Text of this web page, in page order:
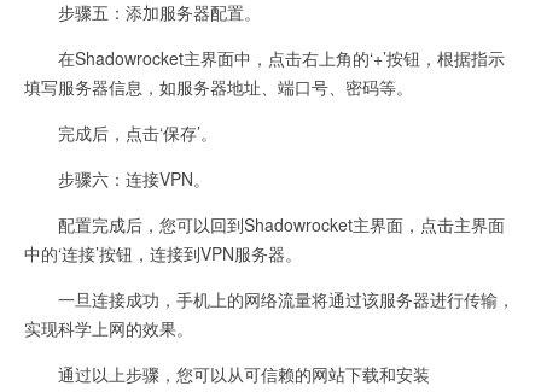
步骤五：添加服务器配置。
在Shadowrocket主界面中，点击右上角的‘+’按钮，根据指示
填写服务器信息，如服务器地址、端口号、密码等。
完成后，点击‘保存’。
步骤六：连接VPN。
配置完成后，您可以回到Shadowrocket主界面，点击主界面
中的‘连接’按钮，连接到VPN服务器。
一旦连接成功，手机上的网络流量将通过该服务器进行传输，
实现科学上网的效果。
通过以上步骤，您可以从可信赖的网站下载和安装